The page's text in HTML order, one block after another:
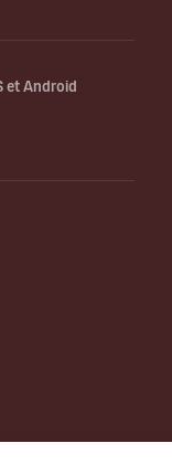
et Android